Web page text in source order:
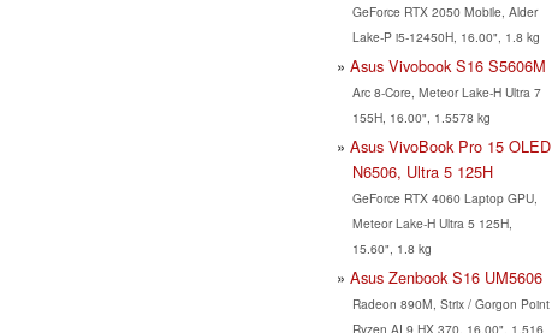
GeForce RTX 2050 Mobile, Alder
Lake-P i5-12450H, 16.00", 1.8 kg
Asus Vivobook S16 S5606M
Arc 8-Core, Meteor Lake-H Ultra 7
155H, 16.00", 1.5578 kg
Asus VivoBook Pro 15 OLED
N6506, Ultra 5 125H
GeForce RTX 4060 Laptop GPU,
Meteor Lake-H Ultra 5 125H,
15.60", 1.8 kg
Asus Zenbook S16 UM5606
Radeon 890M, Strix / Gorgon Point
Ryzen AI 9 HX 370, 16.00", 1.516